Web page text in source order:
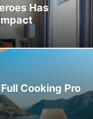
SALUMI E INSACCATI
SOSTENIBILITÀ E AMBIENTE
Has
Cooking Pro